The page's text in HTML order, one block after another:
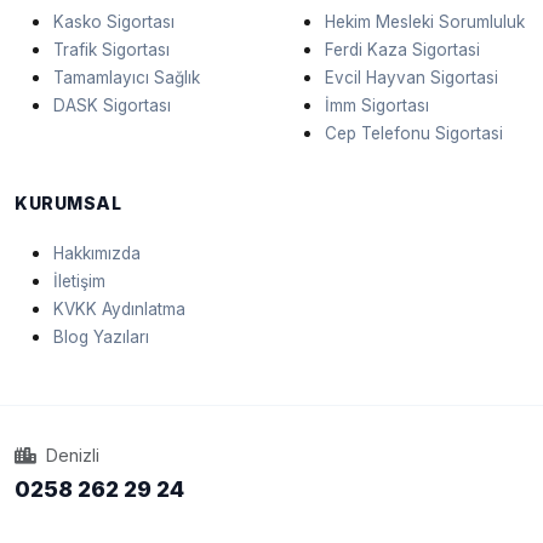
Kasko Sigortası
Trafik Sigortası
Tamamlayıcı Sağlık
DASK Sigortası
Hekim Mesleki Sorumluluk
Ferdi Kaza Sigortasi
Evcil Hayvan Sigortasi
İmm Sigortası
Cep Telefonu Sigortasi
KURUMSAL
Hakkımızda
İletişim
KVKK Aydınlatma
Blog Yazıları
Denizli
0258 262 29 24